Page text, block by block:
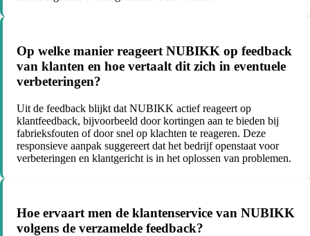
Op welke manier reageert NUBIKK op feedback
van klanten en hoe vertaalt dit zich in eventuele
verbeteringen?
Uit de feedback blijkt dat NUBIKK actief reageert op
klantfeedback, bijvoorbeeld door kortingen aan te bieden bij
fabrieksfouten of door snel op klachten te reageren. Deze
responsieve aanpak suggereert dat het bedrijf openstaat voor
verbeteringen en klantgericht is in het oplossen van problemen.
Hoe ervaart men de klantenservice van NUBIKK
volgens de verzamelde feedback?